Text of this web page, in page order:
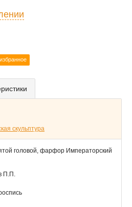
скульптура
головой, фарфор Императорский
П.П.